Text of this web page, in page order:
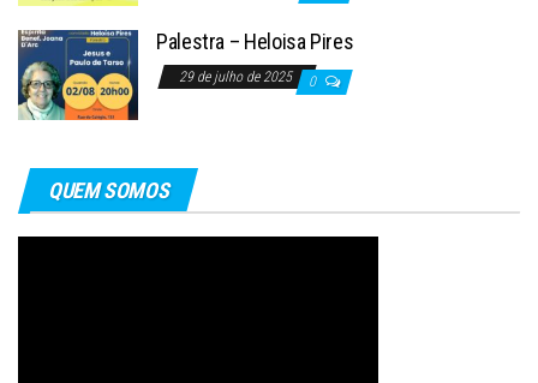
Palestra – Heloisa Pires
29 de julho de 2025 0
QUEM SOMOS